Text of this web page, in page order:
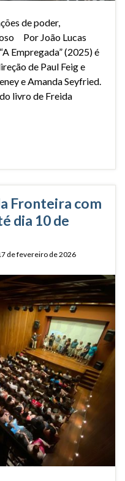
de poder,
Por João Lucas
(2025) é
de Paul Feig e
e Amanda Seyfried.
livro de Freida
Fronteira com
dia 10 de
de fevereiro de 2026